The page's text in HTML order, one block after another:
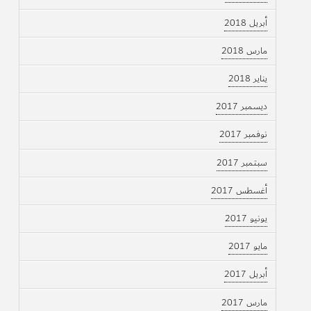
أبريل 2018
مارس 2018
يناير 2018
ديسمبر 2017
نوفمبر 2017
سبتمبر 2017
أغسطس 2017
يونيو 2017
مايو 2017
أبريل 2017
مارس 2017